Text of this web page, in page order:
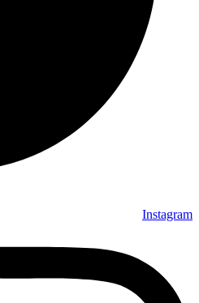
Instagram